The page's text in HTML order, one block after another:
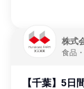
株式
食品
【千葉】5